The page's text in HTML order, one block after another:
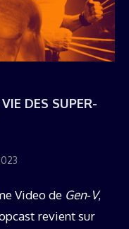
DES SUPER-
Video de Gen‑V,
revient sur